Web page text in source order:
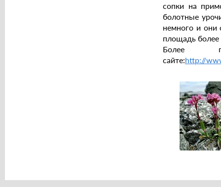
сопки на
болотные
немного и они
площадь более
Более
сайте:http://